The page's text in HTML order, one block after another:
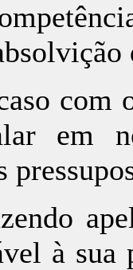
com
em
à sua